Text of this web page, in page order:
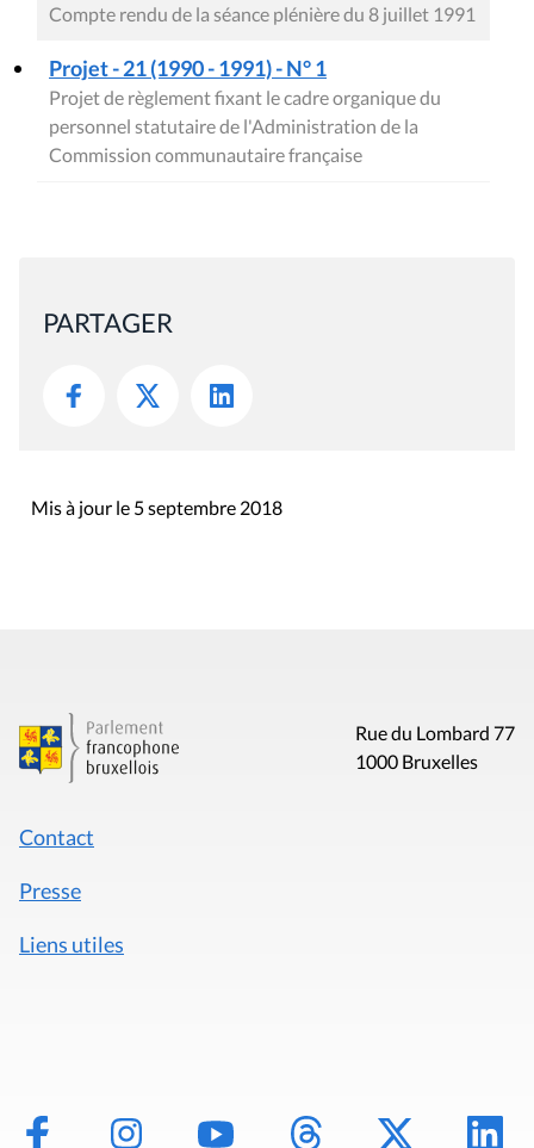
Compte rendu de la séance plénière du 8 juillet 1991
Projet - 21 (1990 - 1991) - N° 1
Projet de règlement fixant le cadre organique du
personnel statutaire de l'Administration de la
Commission communautaire française
PARTAGER
Mis à jour le 5 septembre 2018
Rue du Lombard 77
1000 Bruxelles
Contact
Presse
Liens utiles